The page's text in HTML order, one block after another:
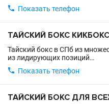
 Показать телефон
ТАЙСКИЙ БОКС
Тайский бокс в СПб из
из лидирующих позиций…
 Показать телефон
ТАЙСКИЙ БОКС ДЛЯ